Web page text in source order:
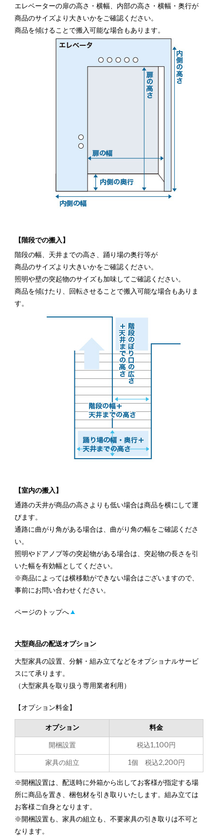
エレベーターの扉の高さ・横幅、内部の高さ・横幅・奥行が
商品のサイズより大きいかをご確認ください。
商品を傾けることで搬入可能な場合もあります。
【階段での搬入】
階段の幅、天井までの高さ、踊り場の奥行等が
商品のサイズより大きいかをご確認ください。
照明や壁の突起物のサイズも加味してご確認ください。
商品を傾けたり、回転させることで搬入可能な場合もありま
す。
【室内の搬入】
通路の天井が商品の高さよりも低い場合は商品を横にして運
びます。
通路に曲がり角がある場合は、曲がり角の幅をご確認くださ
い。
照明やドアノブ等の突起物がある場合は、突起物の長さを引
いた幅を有効幅としてください。
※商品によっては横移動ができない場合はございますので、
事前にお問い合わせください。
ページのトップへ
大型商品の配送オプション
大型家具の設置、分解・組み立てなどをオプショナルサービ
スにて承ります。
（大型家具を取り扱う専用業者利用）
【オプション料金】
オプション 料金
開梱設置 税込1,100円
家具の組立 1個 税込2,200円
※開梱設置は、配送時に外箱から出してお客様が指定する場
所に商品を置き、梱包材を引き取りいたします。組み立ては
お客様ご自身となります。
※開梱設置も、家具の組立も、不要家具の引き取りは不可と
なります。